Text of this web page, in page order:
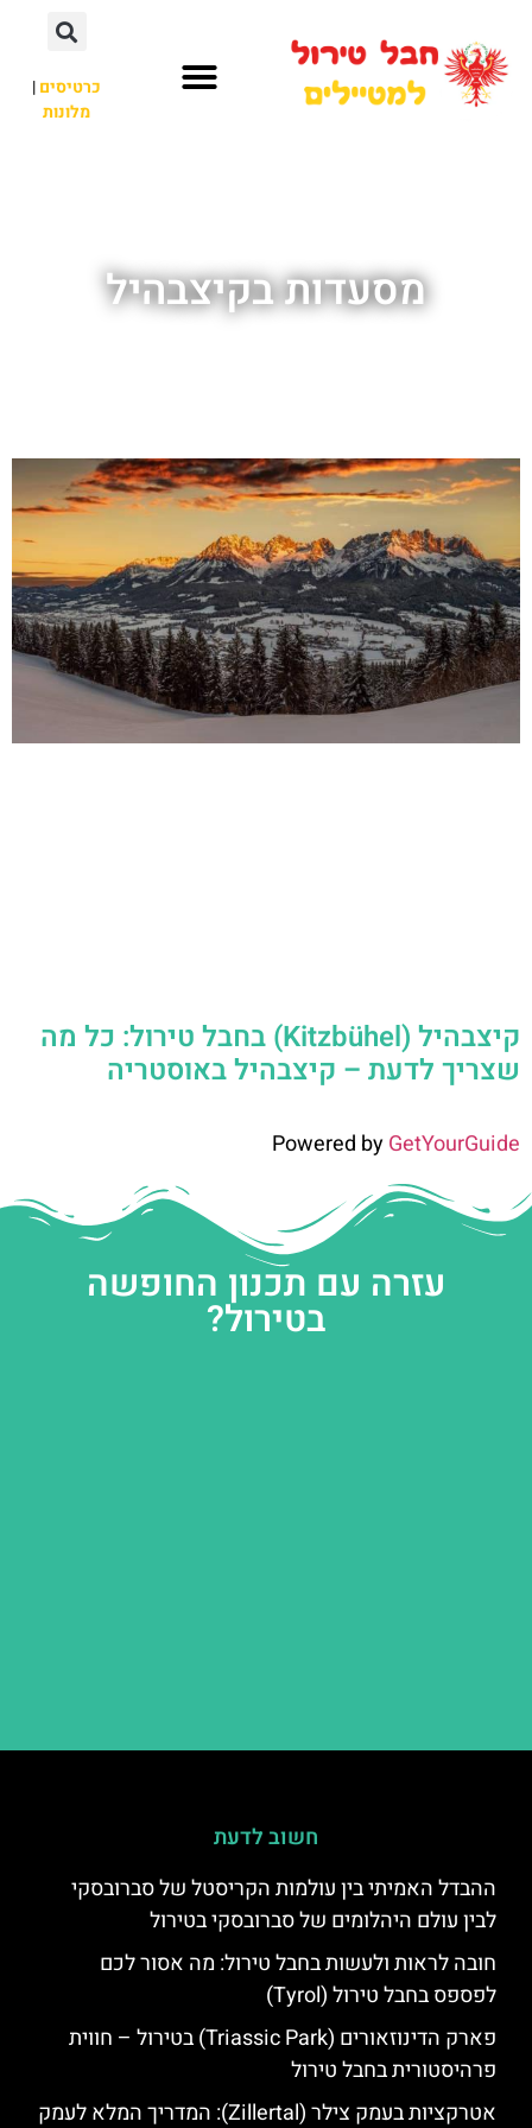
כרטיסים|
מלונות
מסעדות בקיצבהיל
קיצבהיל (Kitzbühel) בחבל טירול: כל מה
שצריך לדעת – קיצבהיל באוסטריה
Powered byGetYourGuide
עזרה עם תכנון החופשה
בטירול?
חשוב לדעת
ההבדל האמיתי בין עולמות הקריסטל של סברובסקי
לבין עולם היהלומים של סברובסקי בטירול
חובה לראות ולעשות בחבל טירול: מה אסור לכם
לפספס בחבל טירול (Tyrol)
פארק הדינוזאורים (Triassic Park) בטירול – חווית
פרהיסטורית בחבל טירול
אטרקציות בעמק צילר (Zillertal): המדריך המלא לעמק